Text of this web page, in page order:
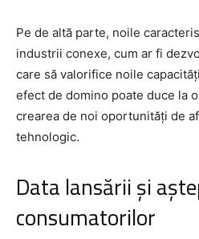
Pe de altă parte, noile
industrii conexe, cum ar fi
care să valorifice noile
efect de domino poate duce la
crearea de noi oportunități de
tehnologic.
Data lansării și
consumatorilor